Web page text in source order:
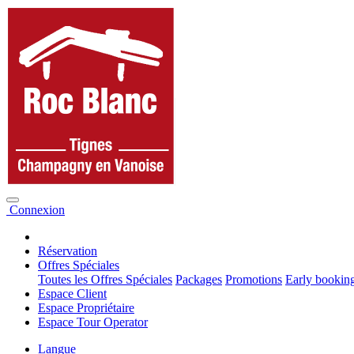
Connexion
Réservation
Offres Spéciales
Toutes les Offres Spéciales Packages Promotions Early
Espace Client
Espace Propriétaire
Espace Tour Operator
Langue